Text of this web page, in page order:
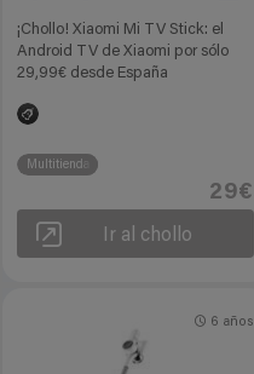
¡Chollo! Xiaomi Mi TV Stick: el
Android TV de Xiaomi por sólo
29,99€ desde España
Multitienda
29€
Ir al chollo
6 años